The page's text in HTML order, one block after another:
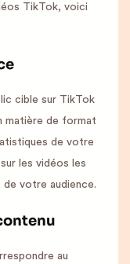
TikTok, voici
cible sur TikTok
matière de format
de votre
les vidéos les
votre audience.
au